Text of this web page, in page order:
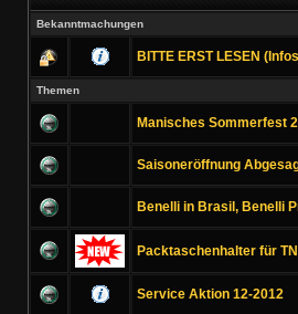
Bekanntmachungen
BITTE ERST LESEN
Themen
Manisches Sommerfest
Saisoneröffnung
Benelli in Brasil, Benelli
Packtaschenhalter für
Service Aktion 12-2012